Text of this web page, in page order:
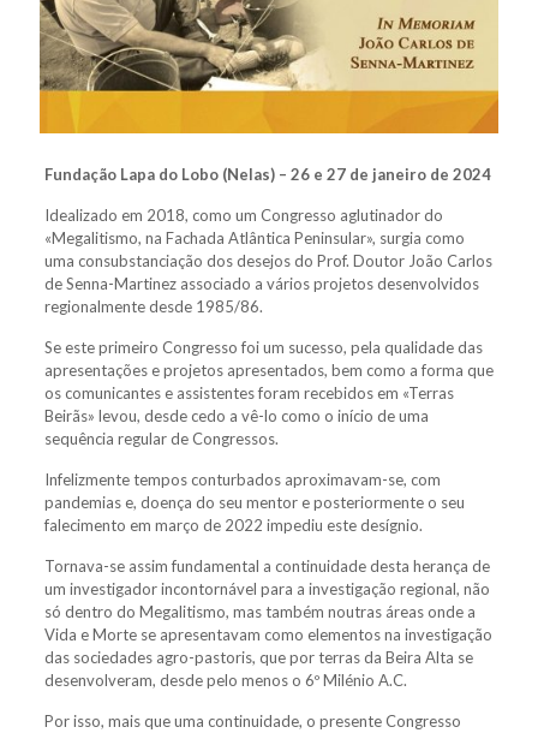
Fundação Lapa do Lobo (Nelas) – 26 e 27 de janeiro de 2024
Idealizado em 2018, como um Congresso aglutinador do
«Megalitismo, na Fachada Atlântica Peninsular», surgia como
uma consubstanciação dos desejos do Prof. Doutor João Carlos
de Senna-Martinez associado a vários projetos desenvolvidos
regionalmente desde 1985/86.
Se este primeiro Congresso foi um sucesso, pela qualidade das
apresentações e projetos apresentados, bem como a forma que
os comunicantes e assistentes foram recebidos em «Terras
Beirãs» levou, desde cedo a vê-lo como o início de uma
sequência regular de Congressos.
Infelizmente tempos conturbados aproximavam-se, com
pandemias e, doença do seu mentor e posteriormente o seu
falecimento em março de 2022 impediu este desígnio.
Tornava-se assim fundamental a continuidade desta herança de
um investigador incontornável para a investigação regional, não
só dentro do Megalitismo, mas também noutras áreas onde a
Vida e Morte se apresentavam como elementos na investigação
das sociedades agro-pastoris, que por terras da Beira Alta se
desenvolveram, desde pelo menos o 6º Milénio A.C.
Por isso, mais que uma continuidade, o presente Congresso